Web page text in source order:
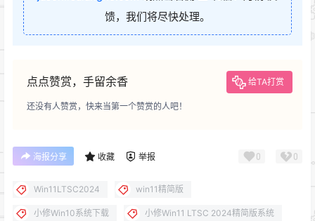
馈，我们将尽快处理。
点点赞赏，手留余香 给TA打赏
还没有人赞赏，快来当第一个赞赏的人吧！
海报分享 收藏 举报 0 0
Win11LTSC2024 win11精简版
小修Win10系统下载 小修Win11 LTSC 2024精简版系统